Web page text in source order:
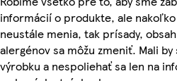
informácií o produkte, ale
neustále menia, tak prísady,
alergénov sa môžu zmeniť. Mali
výrobku a nespoliehať sa len na